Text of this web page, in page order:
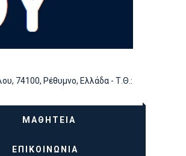
74100, Ρέθυμνο, Ελλάδα - Τ.Θ.:
ΜΑΘΗΤΕΊΑ
ΕΠΙΚΟΙΝΩΝΊΑ